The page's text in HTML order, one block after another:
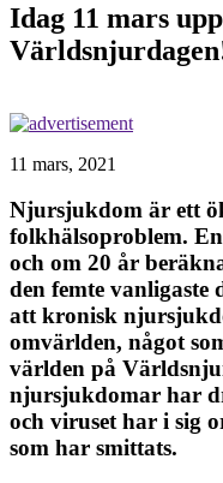
Idag 11 mars
11 mars, 2021
Njursjukdom är ett
folkhälsoproblem.
och om 20 år
den femte vanligaste
att kronisk
omvärlden, något
världen på
njursjukdomar har
och viruset har i sig
som har smittats.